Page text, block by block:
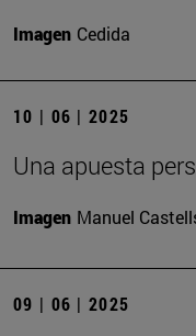
Imagen Cedida
10 | 06 | 2025
Una apuesta
Imagen Manuel
09 | 06 | 2025